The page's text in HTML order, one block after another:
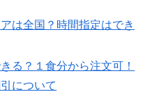
は全国？時間指定はでき
る？１食分から注文可！
について